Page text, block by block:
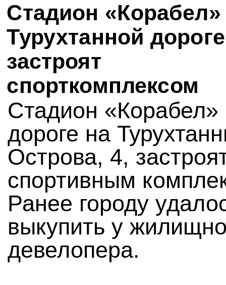
Стадион «Корабел»
Турухтанной дороге
застроят
спорткомплексом
Стадион «Корабел»
дороге на
Острова, 4,
спортивным
Ранее городу
выкупить у
девелопера.